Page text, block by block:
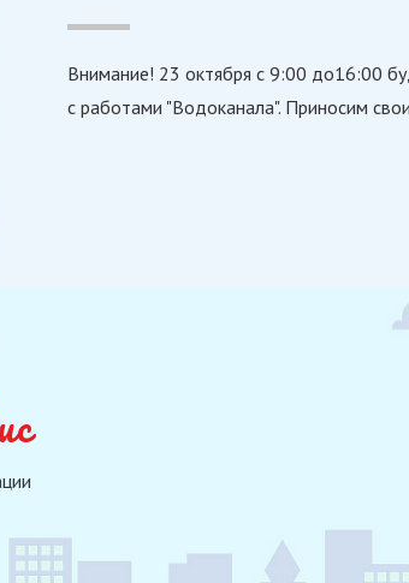
Внимание! 23 октября с 9:00 до16:00
с работами "Водоканала". Приносим